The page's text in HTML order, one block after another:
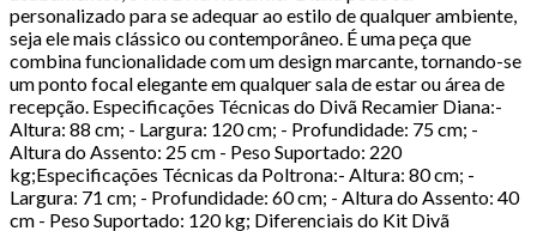
personalizado para se adequar ao estilo de qualquer ambiente,
seja ele mais clássico ou contemporâneo. É uma peça que
combina funcionalidade com um design marcante, tornando-se
um ponto focal elegante em qualquer sala de estar ou área de
recepção. Especificações Técnicas do Divã Recamier Diana:-
Altura: 88 cm; - Largura: 120 cm; - Profundidade: 75 cm; -
Altura do Assento: 25 cm - Peso Suportado: 220
kg;Especificações Técnicas da Poltrona:- Altura: 80 cm; -
Largura: 71 cm; - Profundidade: 60 cm; - Altura do Assento: 40
cm - Peso Suportado: 120 kg; Diferenciais do Kit Divã